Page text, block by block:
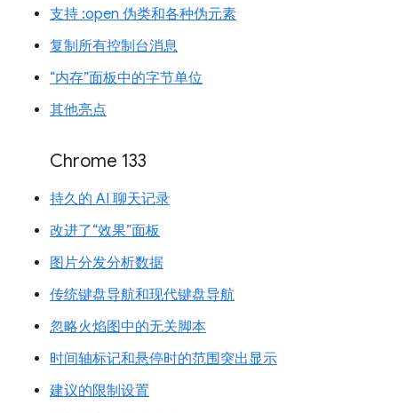
支持 :open 伪类和各种伪元素
复制所有控制台消息
“内存”面板中的字节单位
其他亮点
Chrome 133
持久的 AI 聊天记录
改进了“效果”面板
图片分发分析数据
传统键盘导航和现代键盘导航
忽略火焰图中的无关脚本
时间轴标记和悬停时的范围突出显示
建议的限制设置